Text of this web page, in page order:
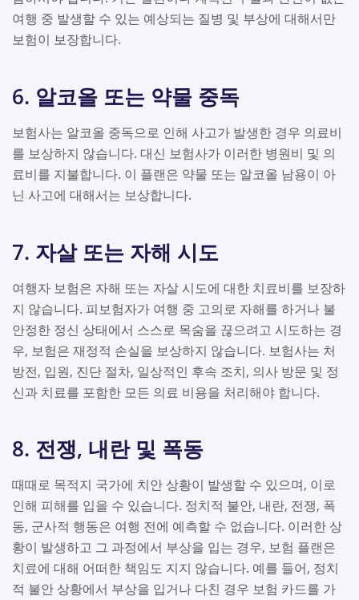
여행 중 발생할 수 있는 예상되는 질병 및 부상에 대해서만
보험이 보장합니다.
6. 알코올 또는 약물 중독
보험사는 알코올 중독으로 인해 사고가 발생한 경우 의료비
를 보상하지 않습니다. 대신 보험사가 이러한 병원비 및 의
료비를 지불합니다. 이 플랜은 약물 또는 알코올 남용이 아
닌 사고에 대해서는 보상합니다.
7. 자살 또는 자해 시도
여행자 보험은 자해 또는 자살 시도에 대한 치료비를 보장하
지 않습니다. 피보험자가 여행 중 고의로 자해를 하거나 불
안정한 정신 상태에서 스스로 목숨을 끊으려고 시도하는 경
우, 보험은 재정적 손실을 보상하지 않습니다. 보험사는 처
방전, 입원, 진단 절차, 일상적인 후속 조치, 의사 방문 및 정
신과 치료를 포함한 모든 의료 비용을 처리해야 합니다.
8. 전쟁, 내란 및 폭동
때때로 목적지 국가에 치안 상황이 발생할 수 있으며, 이로
인해 피해를 입을 수 있습니다. 정치적 불안, 내란, 전쟁, 폭
동, 군사적 행동은 여행 전에 예측할 수 없습니다. 이러한 상
황이 발생하고 그 과정에서 부상을 입는 경우, 보험 플랜은
치료에 대해 어떠한 책임도 지지 않습니다. 예를 들어, 정치
적 불안 상황에서 부상을 입거나 다친 경우 보험 카드를 가